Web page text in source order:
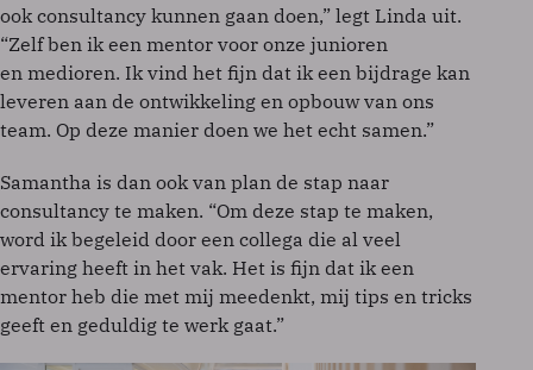
ook consultancy kunnen gaan doen,” legt Linda uit.
“Zelf ben ik een mentor voor onze junioren
en medioren. Ik vind het fijn dat ik een bijdrage kan
leveren aan de ontwikkeling en opbouw van ons
team. Op deze manier doen we het echt samen.”
Samantha is dan ook van plan de stap naar
consultancy te maken. “Om deze stap te maken,
word ik begeleid door een collega die al veel
ervaring heeft in het vak. Het is fijn dat ik een
mentor heb die met mij meedenkt, mij tips en tricks
geeft en geduldig te werk gaat.”